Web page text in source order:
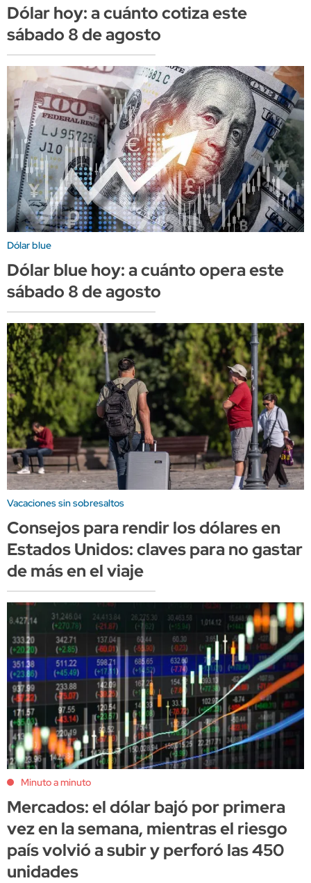
Dólar hoy: a cuánto cotiza este
sábado 8 de agosto
Dólar blue
Dólar blue hoy: a cuánto opera este
sábado 8 de agosto
Vacaciones sin sobresaltos
Consejos para rendir los dólares en
Estados Unidos: claves para no gastar
de más en el viaje
Minuto a minuto
Mercados: el dólar bajó por primera
vez en la semana, mientras el riesgo
país volvió a subir y perforó las 450
unidades